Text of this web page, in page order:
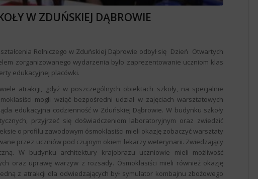
W ZDUŃSKIEJ DĄBROWIE
Rolniczego w Zduńskiej Dąbrowie odbył się Dzień Otwartych
zorganizowanego wydarzenia było zaprezentowanie uczniom klas
edukacyjnej placówki.
atrakcji, gdyż w poszczególnych obiektach szkoły, na specjalnie
mogli wziąć bezpośredni udział w zajęciach warsztatowych
edukacyjna codzienność w Zduńskiej Dąbrowie. W budynku szkoły
przyjrzeć się doświadczeniom laboratoryjnym oraz zwiedzić
o profilu zawodowym ósmoklasiści mieli okazję zobaczyć warsztaty
przez uczniów pod czujnym okiem lekarzy weterynarii. Zwiedzający
W budynku architektury krajobrazu uczniowie mieli możliwość
oraz uprawę warzyw z rozsady. Ósmoklasiści mieli również okazję
z atrakcji dla odwiedzających był symulator kombajnu zbożowego